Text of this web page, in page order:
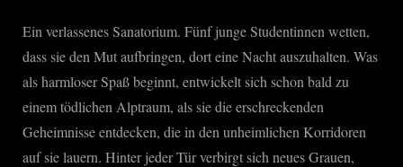
Ein verlassenes Sanatorium. Fünf junge Studentinnen wetten,
dass sie den Mut aufbringen, dort eine Nacht auszuhalten. Was
als harmloser Spaß beginnt, entwickelt sich schon bald zu
einem tödlichen Alptraum, als sie die erschreckenden
Geheimnisse entdecken, die in den unheimlichen Korridoren
auf sie lauern. Hinter jeder Tür verbirgt sich neues Grauen,